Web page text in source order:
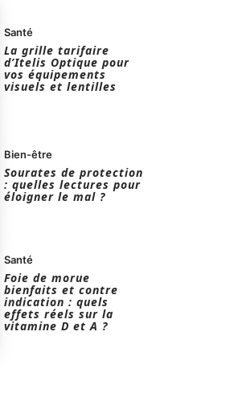
Santé
La grille tarifaire
d’Itelis Optique pour
vos équipements
visuels et lentilles
Bien-être
Sourates de protection
: quelles lectures pour
éloigner le mal ?
Santé
Foie de morue
bienfaits et contre
indication : quels
effets réels sur la
vitamine D et A ?